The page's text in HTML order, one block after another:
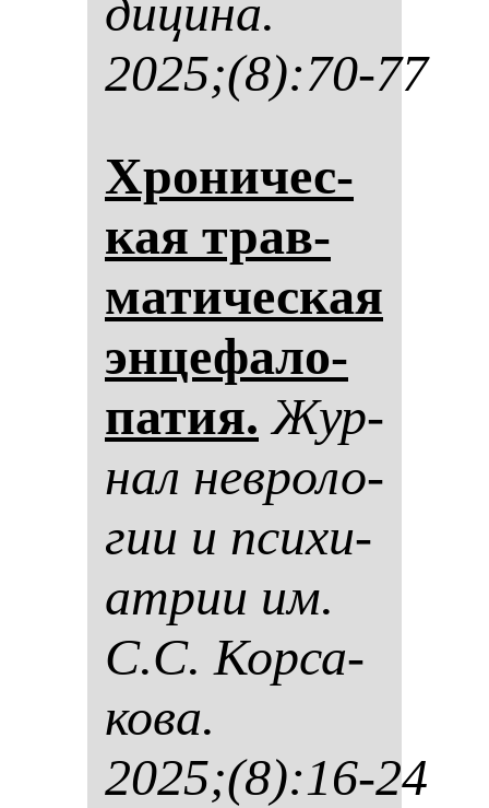
ди­ци­на.
2025;(8):70-77
Хро­ни­чес­
кая трав­
ма­ти­чес­кая
эн­це­фа­ло­
па­тия. Жур­
нал нев­ро­ло­
гии и пси­хи­
ат­рии им.
С.С. Кор­са­
ко­ва.
2025;(8):16-24